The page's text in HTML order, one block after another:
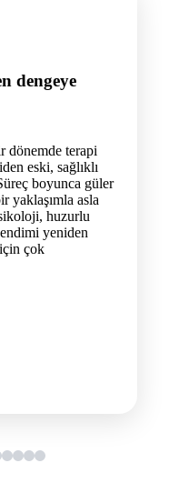
dengeye
dönemde terapi
eski, sağlıklı
boyunca güler
yaklaşımla asla
huzurlu
yeniden
çok